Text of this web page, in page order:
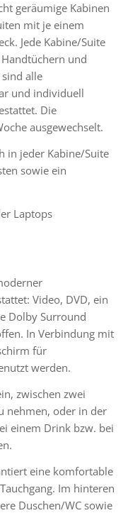
geräumige Kabinen
mit je einem
Jede Kabine/Suite
und
alle
und individuell
Die
ausgewechselt.
in jeder Kabine/Suite
sowie ein
Laptops
Video, DVD, ein
Dolby Surround
In Verbindung mit
für
werden.
zwischen zwei
nehmen, oder in der
einem Drink bzw. bei
eine komfortable
Im hinteren
Duschen/WC sowie